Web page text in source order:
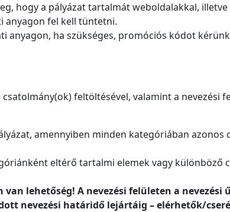
hogy a pályázat tartalmát weboldalakkal, illetve
anyagon fel kell tüntetni.
anyagon, ha szükséges, promóciós kódot
feltöltésével, valamint a nevezési
amennyiben minden kategóriában azonos
eltérő tartalmi elemek vagy különböző
lehetőség! A nevezési felületen a nevezési
nevezési határidő lejártáig – elérhetők/